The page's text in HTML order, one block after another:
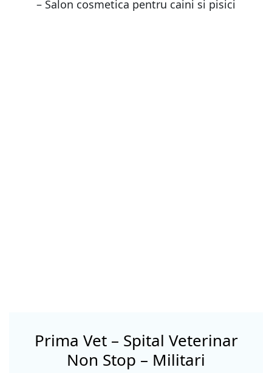
– Salon cosmetica pentru caini si pisici
Prima Vet – Spital Veterinar
Non Stop – Militari